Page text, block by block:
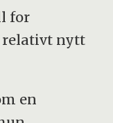
for
relativt nytt
en